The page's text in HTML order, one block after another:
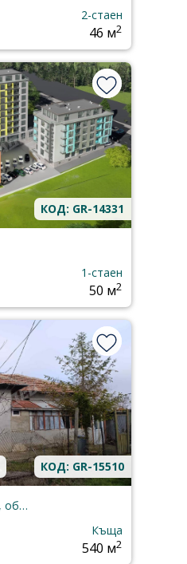
2-стаен
46 м2
КОД: GR-14331
1-стаен
50 м2
КОД: GR-15510
гр.Балчик, Добрич, област
Къща
540 м2